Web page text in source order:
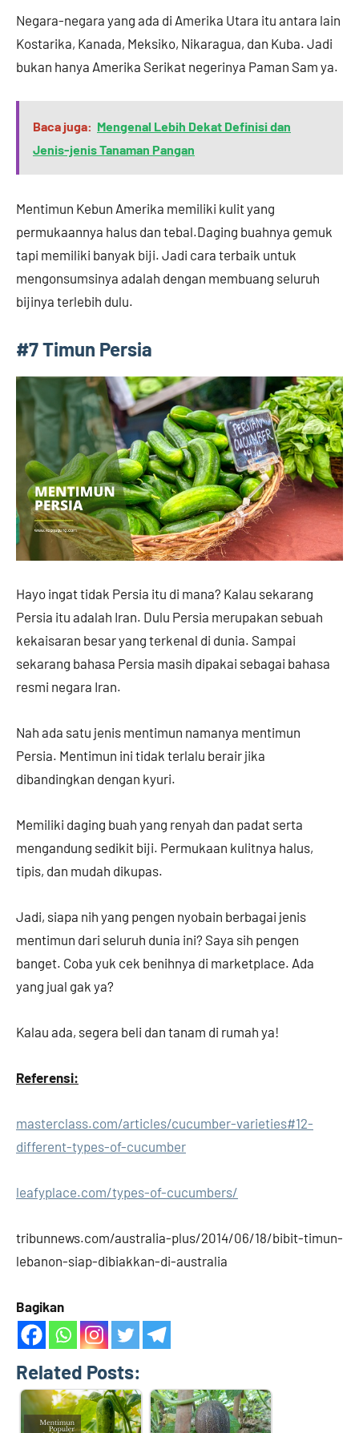
Negara-negara yang ada di Amerika Utara itu antara lain
Kostarika, Kanada, Meksiko, Nikaragua, dan Kuba. Jadi
bukan hanya Amerika Serikat negerinya Paman Sam ya.
Baca juga: Mengenal Lebih Dekat Definisi dan
Jenis-jenis Tanaman Pangan
Mentimun Kebun Amerika memiliki kulit yang
permukaannya halus dan tebal.Daging buahnya gemuk
tapi memiliki banyak biji. Jadi cara terbaik untuk
mengonsumsinya adalah dengan membuang seluruh
bijinya terlebih dulu.
#7 Timun Persia
Hayo ingat tidak Persia itu di mana? Kalau sekarang
Persia itu adalah Iran. Dulu Persia merupakan sebuah
kekaisaran besar yang terkenal di dunia. Sampai
sekarang bahasa Persia masih dipakai sebagai bahasa
resmi negara Iran.
Nah ada satu jenis mentimun namanya mentimun
Persia. Mentimun ini tidak terlalu berair jika
dibandingkan dengan kyuri.
Memiliki daging buah yang renyah dan padat serta
mengandung sedikit biji. Permukaan kulitnya halus,
tipis, dan mudah dikupas.
Jadi, siapa nih yang pengen nyobain berbagai jenis
mentimun dari seluruh dunia ini? Saya sih pengen
banget. Coba yuk cek benihnya di marketplace. Ada
yang jual gak ya?
Kalau ada, segera beli dan tanam di rumah ya!
Referensi:
masterclass.com/articles/cucumber-varieties#12-
different-types-of-cucumber
leafyplace.com/types-of-cucumbers/
tribunnews.com/australia-plus/2014/06/18/bibit-timun-
lebanon-siap-dibiakkan-di-australia
Bagikan
Related Posts: